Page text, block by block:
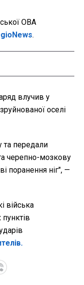
ОВА
.
влучив у
оселі
та передали
черепно-мозкову
поранення ніг", —
війська